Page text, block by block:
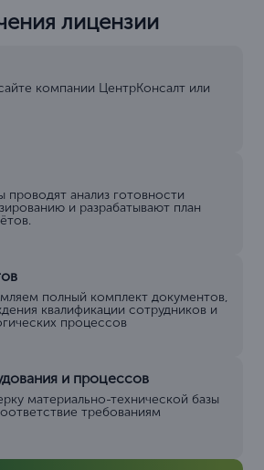
лицензии
компании ЦентрКонсалт или
проводят анализ готовности
и разрабатывают план
полный комплект документов,
квалификации сотрудников и
процессов
и процессов
материально-технической базы
требованиям